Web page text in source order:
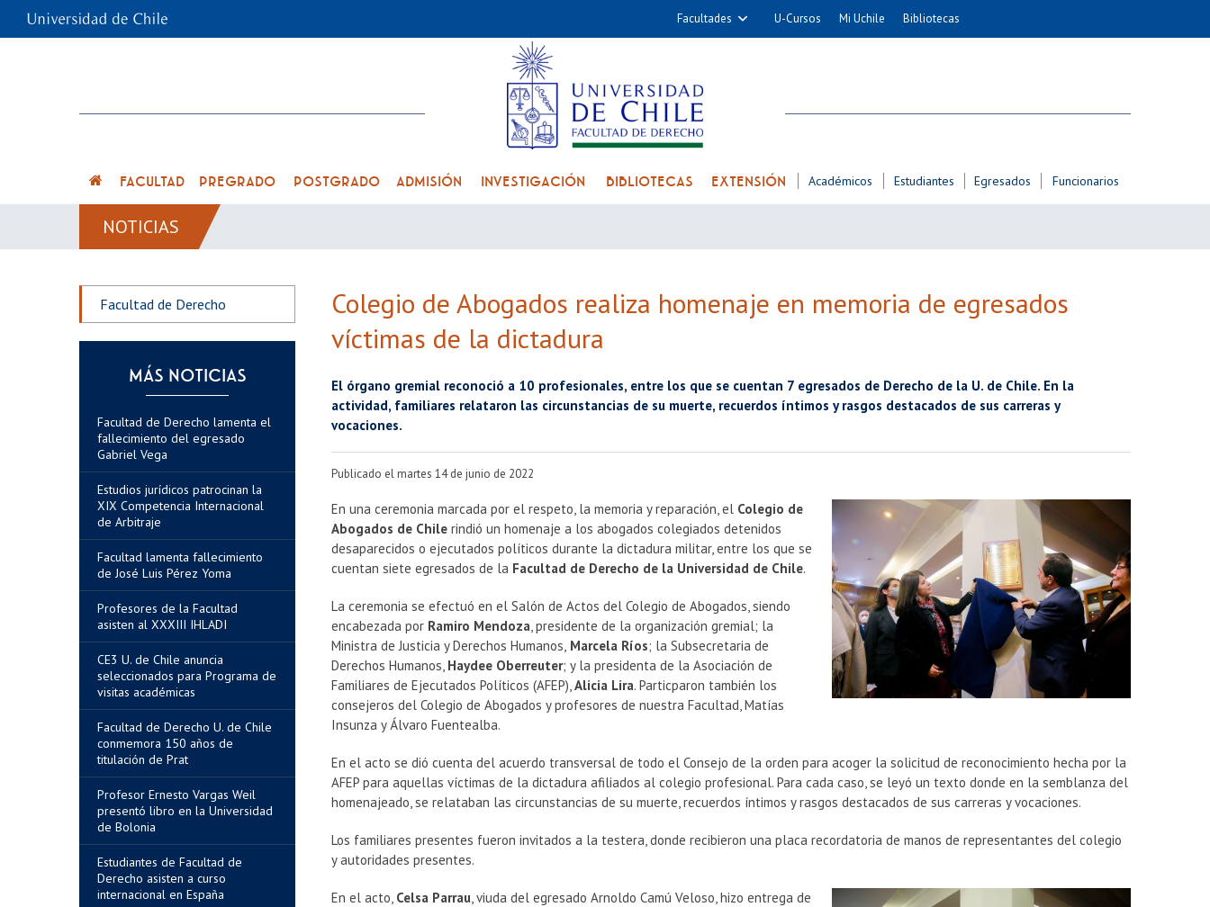
Facultades
Cs. Químicas y Farmacéuticas
Medicina
Odontología
Nutrición y Tecnología de
Bachillerato
U-Cursos Mi Uchile Bibliotecas
FACULTAD PREGRADO POSTGRADO ADMISIÓN INVESTIGACIÓN BIBLIOTECAS EXTENSIÓN Académicos Estudiantes Egresados Funcionarios
NOTICIAS
Facultad de Derecho
MÁS NOTICIAS
Facultad de Derecho lamenta el
fallecimiento del egresado
Gabriel Vega
Estudios jurídicos patrocinan la
XIX Competencia Internacional
de Arbitraje
Facultad lamenta fallecimiento
de José Luis Pérez Yoma
Profesores de la Facultad
asisten al XXXIII IHLADI
CE3 U. de Chile anuncia
seleccionados para Programa de
visitas académicas
Facultad de Derecho U. de Chile
conmemora 150 años de
titulación de Prat
Profesor Ernesto Vargas Weil
presentó libro en la Universidad
de Bolonia
Estudiantes de Facultad de
Derecho asisten a curso
internacional en España
Colegio de Abogados realiza homenaje en memoria de egresados
víctimas de la dictadura
El órgano gremial reconoció a 10 profesionales, entre los que se cuentan 7 egresados de Derecho de la U. de Chile. En la
actividad, familiares relataron las circunstancias de su muerte, recuerdos íntimos y rasgos destacados de sus carreras y
vocaciones.
Publicado el martes 14 de junio de 2022
En una ceremonia marcada por el respeto, la memoria y reparación, el Colegio de
Abogados de Chile rindió un homenaje a los abogados colegiados detenidos
desaparecidos o ejecutados políticos durante la dictadura militar, entre los que se
cuentan siete egresados de la Facultad de Derecho de la Universidad de Chile.
La ceremonia se efectuó en el Salón de Actos del Colegio de Abogados, siendo
encabezada por Ramiro Mendoza, presidente de la organización gremial; la
Ministra de Justicia y Derechos Humanos, Marcela Ríos; la Subsecretaria de
Derechos Humanos, Haydee Oberreuter; y la presidenta de la Asociación de
Familiares de Ejecutados Políticos (AFEP),Alicia Lira. Particparon también los
consejeros del Colegio de Abogados y profesores de nuestra Facultad, Matías
Insunza y Álvaro Fuentealba.
En el acto se dió cuenta del acuerdo transversal de todo el Consejo de la orden para acoger la solicitud de reconocimiento hecha por la
AFEP para aquellas víctimas de la dictadura afiliados al colegio profesional. Para cada caso, se leyó un texto donde en la semblanza del
homenajeado, se relataban las circunstancias de su muerte, recuerdos íntimos y rasgos destacados de sus carreras y vocaciones.
Los familiares presentes fueron invitados a la testera, donde recibieron una placa recordatoria de manos de representantes del colegio
y autoridades presentes.
En el acto, Celsa Parrau, viuda del egresado Arnoldo Camú Veloso, hizo entrega de